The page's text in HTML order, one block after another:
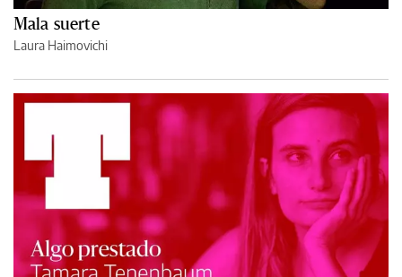
Mala suerte
Laura Haimovichi